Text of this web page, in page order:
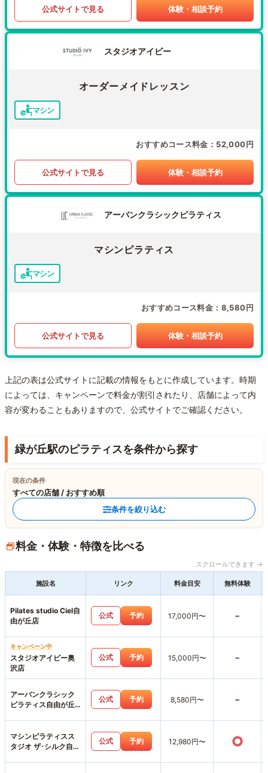
公式サイトで見る 体験・相談予約
スタジオアイビー
オーダーメイドレッスン
マシン
おすすめコース料金 52,000円
公式サイトで見る 体験・相談予約
アーバンクラシックピラティス
マシンピラティス
マシン
おすすめコース料金 8,580円
公式サイトで見る 体験・相談予約
上記の表は公式サイトに記載の情報をもとに作成しています。時期
によっては、キャンペーンで料金が割引されたり、店舗によって内
容が変わることもありますので、公式サイトでご確認ください。
緑が丘駅のピラティスを条件から探す
現在の条件
すべての店舗 / おすすめ順
条件を絞り込む
料金・体験・特徴を比べる
スクロールできます →
施設名 リンク 料金目安 無料体験
Pilates studio Ciel自
由が丘店
公式 予約 17,000円〜 -
キャンペーン中
スタジオアイビー奥
沢店
公式 予約 15,000円〜 -
アーバンクラシック
ピラティス自由が丘
公式 予約 8,580円〜 -
マシンピラティスス
タジオ ザ･シルク自由
公式 予約 12,980円〜 ○